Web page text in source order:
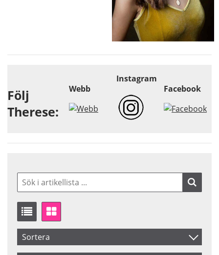
Följ
Therese:
Webb
Instagram
Facebook
Sortera